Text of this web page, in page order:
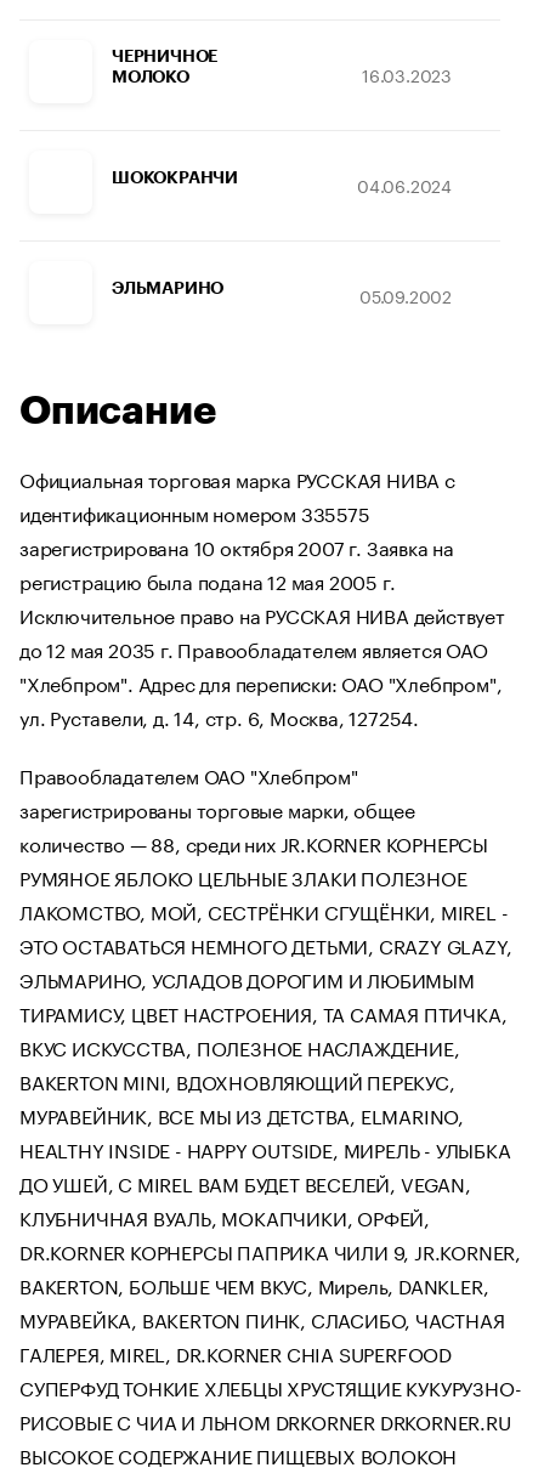
ЧЕРНИЧНОЕ
МОЛОКО
16.03.2023
ШОКОКРАНЧИ 04.06.2024
ЭЛЬМАРИНО 05.09.2002
Описание
Официальная торговая марка РУССКАЯ НИВА с
идентификационным номером 335575
зарегистрирована 10 октября 2007 г. Заявка на
регистрацию была подана 12 мая 2005 г.
Исключительное право на РУССКАЯ НИВА действует
до 12 мая 2035 г. Правообладателем является ОАО
"Хлебпром". Адрес для переписки: ОАО "Хлебпром",
ул. Руставели, д. 14, стр. 6, Москва, 127254.
Правообладателем ОАО "Хлебпром"
зарегистрированы торговые марки, общее
количество — 88, среди них JR.KORNER КОРНЕРСЫ
РУМЯНОЕ ЯБЛОКО ЦЕЛЬНЫЕ ЗЛАКИ ПОЛЕЗНОЕ
ЛАКОМСТВО, МОЙ, СЕСТРЁНКИ СГУЩЁНКИ, MIREL -
ЭТО ОСТАВАТЬСЯ НЕМНОГО ДЕТЬМИ, CRAZY GLAZY,
ЭЛЬМАРИНО, УСЛАДОВ ДОРОГИМ И ЛЮБИМЫМ
ТИРАМИСУ, ЦВЕТ НАСТРОЕНИЯ, ТА САМАЯ ПТИЧКА,
ВКУС ИСКУССТВА, ПОЛЕЗНОЕ НАСЛАЖДЕНИЕ,
BAKERTON MINI, ВДОХНОВЛЯЮЩИЙ ПЕРЕКУС,
МУРАВЕЙНИК, ВСЕ МЫ ИЗ ДЕТСТВА, ELMARINO,
HEALTHY INSIDE - HAPPY OUTSIDE, МИРЕЛЬ - УЛЫБКА
ДО УШЕЙ, С MIREL ВАМ БУДЕТ ВЕСЕЛЕЙ, VEGAN,
КЛУБНИЧНАЯ ВУАЛЬ, МОКАПЧИКИ, ОРФЕЙ,
DR.KORNER КОРНЕРСЫ ПАПРИКА ЧИЛИ 9, JR.KORNER,
BAKERTON, БОЛЬШЕ ЧЕМ ВКУС, Мирель, DANKLER,
МУРАВЕЙКА, BAKERTON ПИНК, СЛАСИБО, ЧАСТНАЯ
ГАЛЕРЕЯ, MIREL, DR.KORNER CHIA SUPERFOOD
СУПЕРФУД ТОНКИЕ ХЛЕБЦЫ ХРУСТЯЩИЕ КУКУРУЗНО-
РИСОВЫЕ С ЧИА И ЛЬНОМ DRKORNER DRKORNER.RU
ВЫСОКОЕ СОДЕРЖАНИЕ ПИЩЕВЫХ ВОЛОКОН